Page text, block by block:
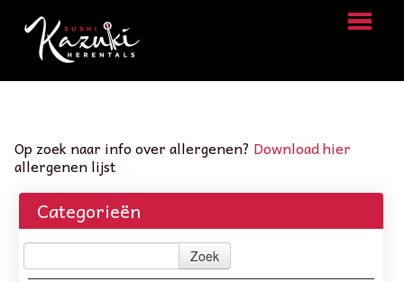
BESTELLEN
MENU
LOGIN
Op zoek naar info over allergenen? Download hier
allergenen lijst
Categorieën
Zoek